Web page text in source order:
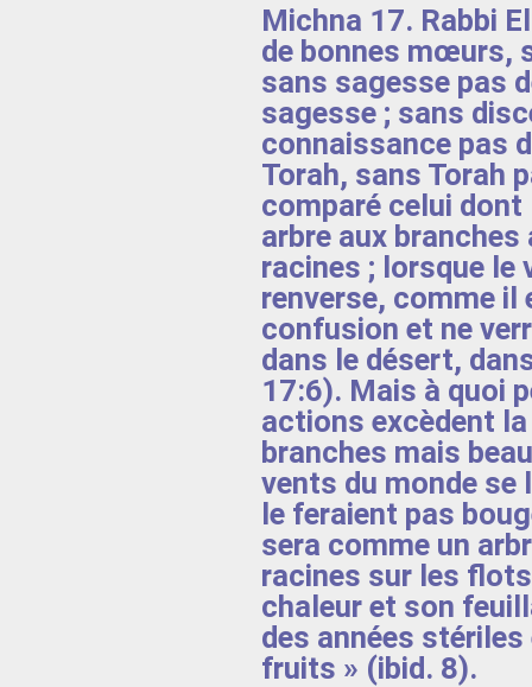
Michna 17. Rabbi
de bonnes mœurs,
sans sagesse pas
sagesse ; sans
connaissance pas
Torah, sans Torah
comparé celui dont
arbre aux
racines ; lorsque le
renverse, comme
confusion et ne
dans le désert,
17:6). Mais à quoi
actions excèdent
branches mais
vents du monde
le feraient pas
sera comme un
racines sur les flots
chaleur et son
des années
fruits » (ibid. 8).